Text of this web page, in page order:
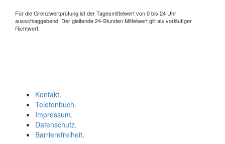
Für die Grenzwertprüfung ist der Tagesmittelwert von 0 bis 24 Uhr
ausschlaggebend. Der gleitende 24-Stunden Mittelwert gilt als vorläufiger
Richtwert.
Kontakt.
Telefonbuch.
Impressum.
Datenschutz.
Barrierefreiheit.